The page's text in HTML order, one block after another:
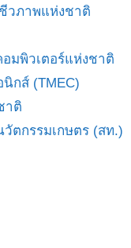
วภาพแห่งชาติ
มพิวเตอร์แห่งชาติ
กส์ (TMEC)
าติ
ตกรรมเกษตร (สท.)